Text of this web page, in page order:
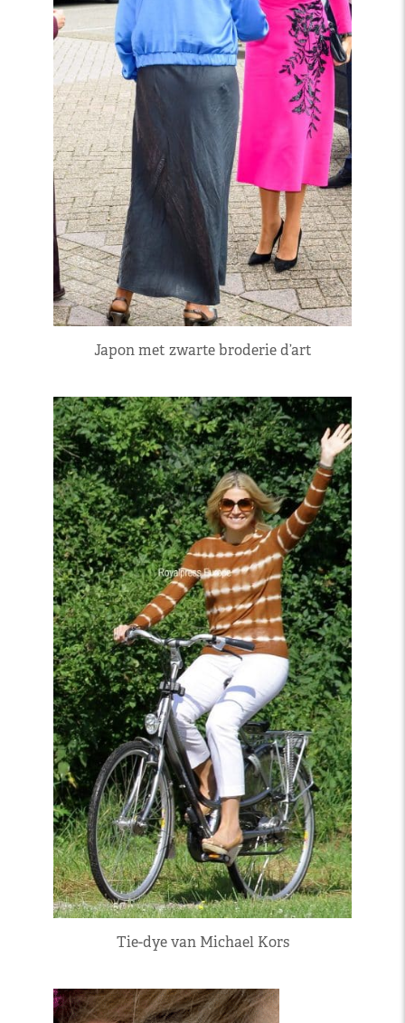
Japon met zwarte broderie d’art
Tie-dye van Michael Kors